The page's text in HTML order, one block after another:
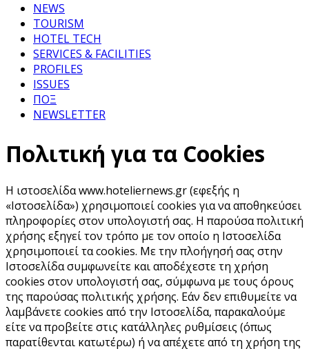
NEWS
TOURISM
HOTEL TECH
SERVICES & FACILITIES
PROFILES
ISSUES
ΠΟΞ
NEWSLETTER
Πολιτική για τα Cookies
Η ιστοσελίδα www.hoteliernews.gr (εφεξής η
«Ιστοσελίδα») χρησιμοποιεί cookies για να αποθηκεύσει
πληροφορίες στον υπολογιστή σας. Η παρούσα πολιτική
χρήσης εξηγεί τον τρόπο με τον οποίο η Ιστοσελίδα
χρησιμοποιεί τα cookies. Με την πλοήγησή σας στην
Ιστοσελίδα συμφωνείτε και αποδέχεστε τη χρήση
cookies στον υπολογιστή σας, σύμφωνα με τους όρους
της παρούσας πολιτικής χρήσης. Εάν δεν επιθυμείτε να
λαμβάνετε cookies από την Ιστοσελίδα, παρακαλούμε
είτε να προβείτε στις κατάλληλες ρυθμίσεις (όπως
παρατίθενται κατωτέρω) ή να απέχετε από τη χρήση της